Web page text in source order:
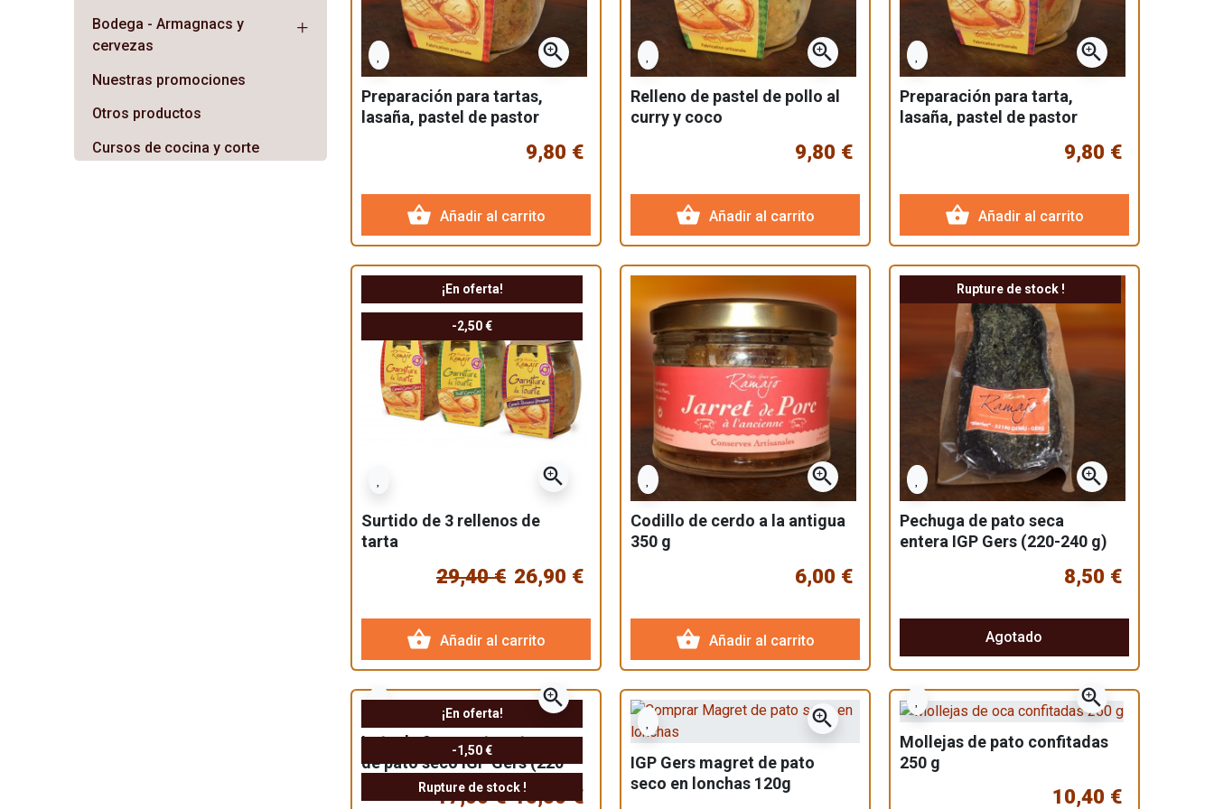
Bodega - Armagnacs y
cervezas
Nuestras promociones
Otros productos
Cursos de cocina y corte
zoom_in
Preparación para tartas,
lasaña, pastel de pastor
9,80 €
shopping_basket Añadir al carrito
zoom_in
Relleno de pastel de pollo al
curry y coco
9,80 €
shopping_basket Añadir al carrito
zoom_in
Preparación para tarta,
lasaña, pastel de pastor
9,80 €
shopping_basket Añadir al carrito
¡En oferta!
-2,50 €
zoom_in
Surtido de 3 rellenos de
tarta
29,40 € 26,90 €
shopping_basket Añadir al carrito
zoom_in
Codillo de cerdo a la antigua
350 g
6,00 €
shopping_basket Añadir al carrito
Rupture de stock !
zoom_in
Pechuga de pato seca
entera IGP Gers (220-240 g)
8,50 €
Agotado
¡En oferta!
-1,50 €
Rupture de stock !
zoom_in
Lote de 2 magrets enteros
de pato seco IGP Gers (220-
17,00 € 15,50 €
zoom_in
IGP Gers magret de pato
seco en lonchas 120g
zoom_in
Mollejas de pato confitadas
250 g
10,40 €